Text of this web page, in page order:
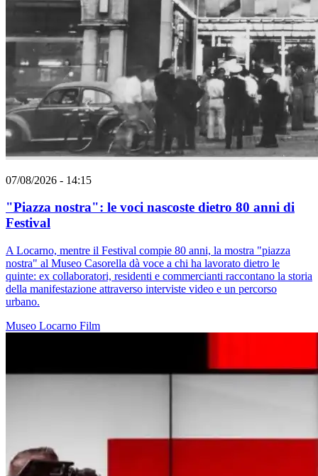
07/08/2026 - 14:15
"Piazza nostra": le voci nascoste dietro 80 anni di
Festival
A Locarno, mentre il Festival compie 80 anni, la mostra "piazza
nostra" al Museo Casorella dà voce a chi ha lavorato dietro le
quinte: ex collaboratori, residenti e commercianti raccontano la storia
della manifestazione attraverso interviste video e un percorso
urbano.
Museo Locarno Film